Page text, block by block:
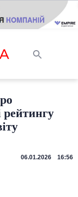
рейтингу
06.01.2026 16:56